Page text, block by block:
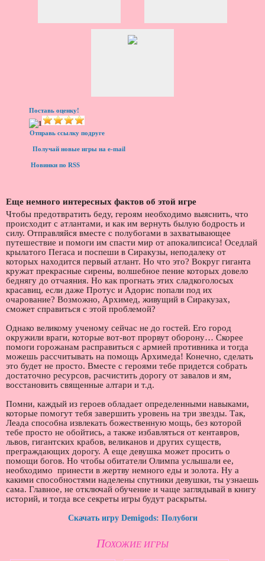
Поставь оценку!
Отправь ссылку подруге
Получай новые игры на e-mail
Новинки по RSS
Еще немного интересных фактов об этой игре
Чтобы предотвратить беду, героям необходимо выяснить, что
происходит с атлантами, и как им вернуть былую бодрость и
силу. Отправляйся вместе с полубогами в захватывающее
путешествие и помоги им спасти мир от апокалипсиса! Оседлай
крылатого Пегаса и поспеши в Сиракузы, неподалеку от
которых находится первый атлант. Но что это? Вокруг гиганта
кружат прекрасные сирены, волшебное пение которых довело
беднягу до отчаяния. Но как прогнать этих сладкоголосых
красавиц, если даже Протус и Адорис попали под их
очарование? Возможно, Архимед, живущий в Сиракузах,
сможет справиться с этой проблемой?
Однако великому ученому сейчас не до гостей. Его город
окружили враги, которые вот-вот прорвут оборону… Скорее
помоги горожанам расправиться с армией противника и тогда
можешь рассчитывать на помощь Архимеда! Конечно, сделать
это будет не просто. Вместе с героями тебе придется собрать
достаточно ресурсов, расчистить дорогу от завалов и ям,
восстановить священные алтари и т.д.
Помни, каждый из героев обладает определенными навыками,
которые помогут тебя завершить уровень на три звезды. Так,
Леада способна извлекать божественную мощь, без которой
тебе просто не обойтись, а также избавляться от кентавров,
львов, гигантских крабов, великанов и других существ,
преграждающих дорогу. А еще девушка может просить о
помощи богов. Но чтобы обитатели Олимпа услышали ее,
необходимо принести в жертву немного еды и золота. Ну а
какими способностями наделены спутники девушки, ты узнаешь
сама. Главное, не отключай обучение и чаще заглядывай в книгу
историй, и тогда все секреты игры будут раскрыты.
Скачать игру Demigods: Полубоги
ПОХОЖИЕ ИГРЫ